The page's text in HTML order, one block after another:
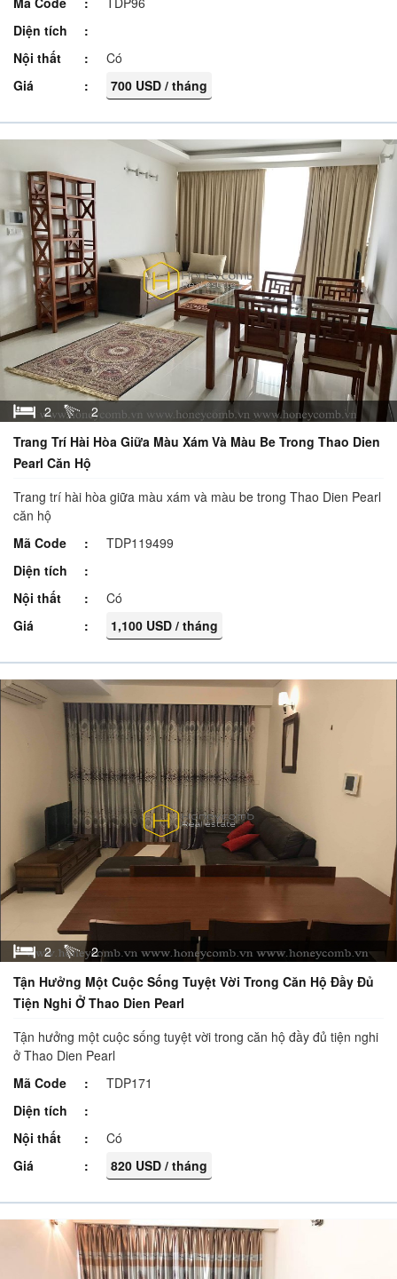
Diện tích
Nội thất
Có
Giá
700 USD / tháng
2
2
Trang Trí Hài Hòa Giữa Màu Xám Và Màu Be Trong Thao Dien
Pearl Căn Hộ
Trang trí hài hòa giữa màu xám và màu be trong Thao Dien Pearl
căn hộ
Mã Code
TDP119499
Diện tích
Nội thất
Có
Giá
1,100 USD / tháng
2
2
Tận Hưởng Một Cuộc Sống Tuyệt Vời Trong Căn Hộ Đầy Đủ
Tiện Nghi Ở Thao Dien Pearl
Tận hưởng một cuộc sống tuyệt vời trong căn hộ đầy đủ tiện nghi
ở Thao Dien Pearl
Mã Code
TDP171
Diện tích
Nội thất
Có
Giá
820 USD / tháng